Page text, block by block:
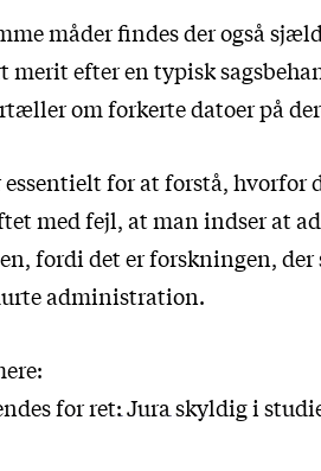
måder findes der også
merit efter en typisk
om forkerte datoer på
essentielt for at forstå, hvorfor
med fejl, at man indser at
fordi det er forskningen,
administration.
for ret: Jura skyldig i